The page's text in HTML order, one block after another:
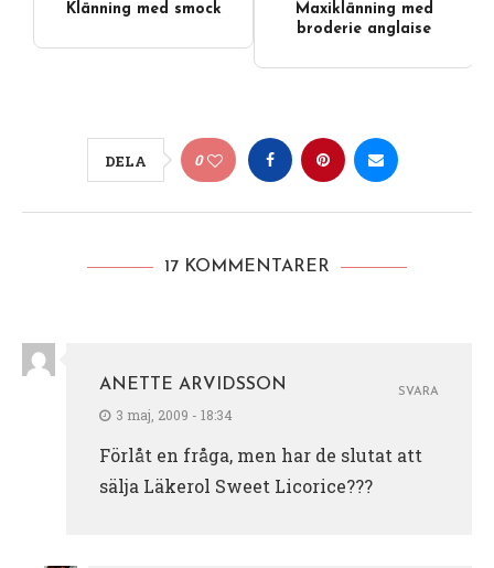
Klänning med smock
Maxiklänning med
broderie anglaise
DELA 0
17 KOMMENTARER
ANETTE ARVIDSSON
3 maj, 2009 - 18:34
Förlåt en fråga, men har de slutat att
sälja Läkerol Sweet Licorice???
SVARA